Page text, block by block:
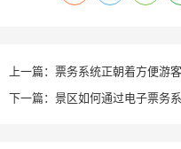
上一篇：票务系统正朝着方便游
下一篇：景区如何通过电子票务